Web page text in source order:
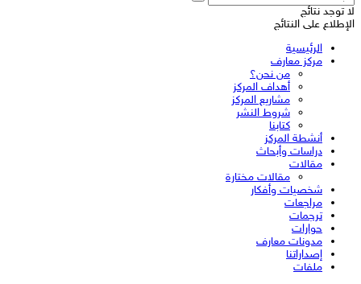
لا توجد نتائج
الإطلاع على النتائج
الرئيسية
مركز معارف
من نحن؟
أهداف المركز
مشاريع المركز
شروط النشر
كتابنا
أنشطة المركز
دراسات وأبحاث
مقالات
مقالات مختارة
شخصيات وأفكار
مراجعات
ترجمات
حوارات
مدونات معارف
إصداراتنا
ملفات